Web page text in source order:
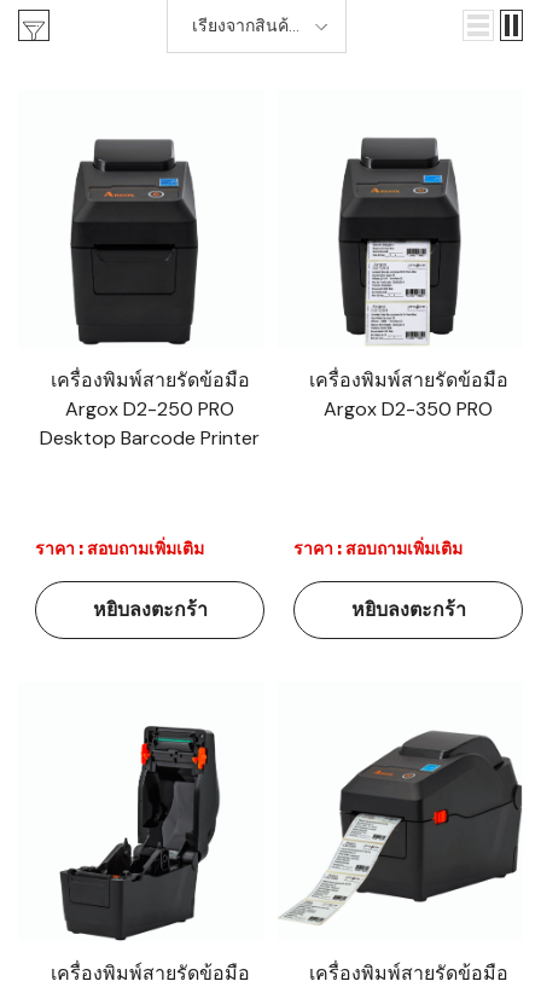
เรียงจากสินค้า
ใหม่-เก่า
เครื่องพิมพ์สายรัดข้อมือ
Argox D2-250 PRO
Desktop Barcode Printer
ราคา : สอบถามเพิ่มเติม
หยิบลงตะกร้า
เครื่องพิมพ์สายรัดข้อมือ
Argox D2-350 PRO
ราคา : สอบถามเพิ่มเติม
หยิบลงตะกร้า
เครื่องพิมพ์สายรัดข้อมือ
เครื่องพิมพ์สายรัดข้อมือ